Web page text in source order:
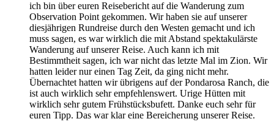
ich bin über euren Reisebericht auf die Wanderung zum
Observation Point gekommen. Wir haben sie auf unserer
diesjährigen Rundreise durch den Westen gemacht und ich
muss sagen, es war wirklich die mit Abstand spektakulärste
Wanderung auf unserer Reise. Auch kann ich mit
Bestimmtheit sagen, ich war nicht das letzte Mal im Zion. Wir
hatten leider nur einen Tag Zeit, da ging nicht mehr.
Übernachtet hatten wir übrigens auf der Pondarosa Ranch, die
ist auch wirklich sehr empfehlenswert. Urige Hütten mit
wirklich sehr gutem Frühstücksbufett. Danke euch sehr für
euren Tipp. Das war klar eine Bereicherung unserer Reise.